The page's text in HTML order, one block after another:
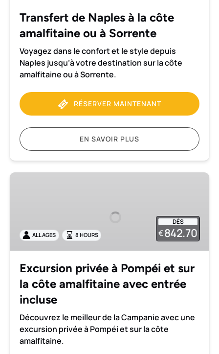
Sorrente
Transfert de Naples à la côte
amalfitaine ou à Sorrente
Voyagez dans le confort et le style depuis
Naples jusqu’à votre destination sur la côte
amalfitaine ou à Sorrente.
RÉSERVER MAINTENANT
EN SAVOIR PLUS
Excursion
sur
la
amalfitaine
avec
entrée
incluse
DÈS
€842.70
ALL AGES 8 HOURS
Excursion privée à Pompéi et sur
la côte amalfitaine avec entrée
incluse
Découvrez le meilleur de la Campanie avec une
excursion privée à Pompéi et sur la côte
amalfitaine.